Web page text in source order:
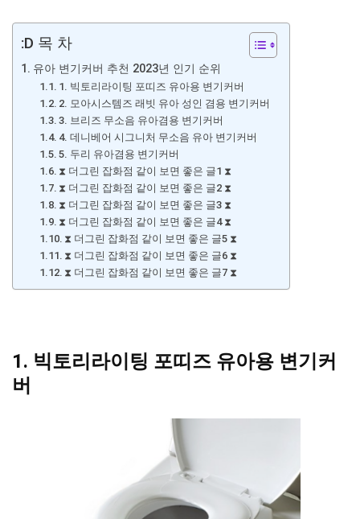
:D 목 차
유아 변기커버 추천 2023년 인기 순위
1. 빅토리라이팅 포띠즈 유아용 변기커버
2. 모아시스템즈 래빗 유아 성인 겸용 변기커버
3. 브리즈 무소음 유아겸용 변기커버
4. 데니베어 시그니처 무소음 유아 변기커버
5. 두리 유아겸용 변기커버
⧗ 더그린 잡화점 같이 보면 좋은 글1 ⧗
⧗ 더그린 잡화점 같이 보면 좋은 글2 ⧗
⧗ 더그린 잡화점 같이 보면 좋은 글3 ⧗
⧗ 더그린 잡화점 같이 보면 좋은 글4 ⧗
⧗ 더그린 잡화점 같이 보면 좋은 글5 ⧗
⧗ 더그린 잡화점 같이 보면 좋은 글6 ⧗
⧗ 더그린 잡화점 같이 보면 좋은 글7 ⧗
1. 빅토리라이팅 포띠즈 유아용 변기커
버